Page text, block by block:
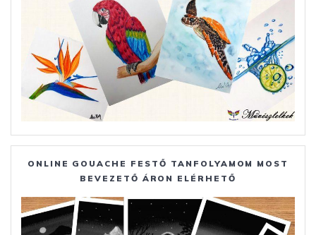
ONLINE GOUACHE FESTŐ TANFOLYAMOM MOST
BEVEZETŐ ÁRON ELÉRHETŐ